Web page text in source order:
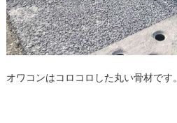
オワコンはコロコロした丸い骨材です。